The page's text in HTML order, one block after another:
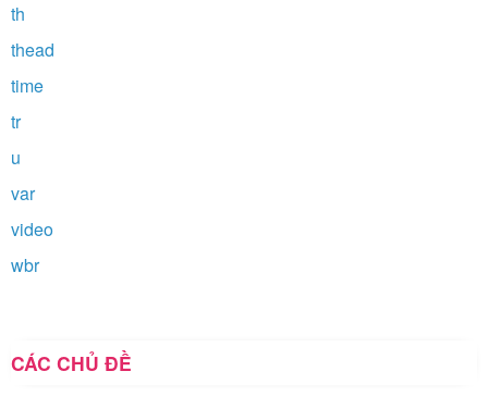
th
thead
time
tr
u
var
video
wbr
CÁC CHỦ ĐỀ